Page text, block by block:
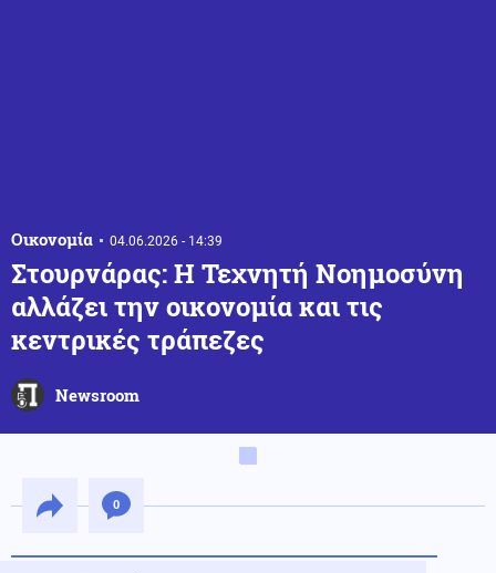
Οικονομία 04.06.2026 - 14:39
Στουρνάρας: Η Τεχνητή Νοημοσύνη
αλλάζει την οικονομία και τις
κεντρικές τράπεζες
Newsroom
0